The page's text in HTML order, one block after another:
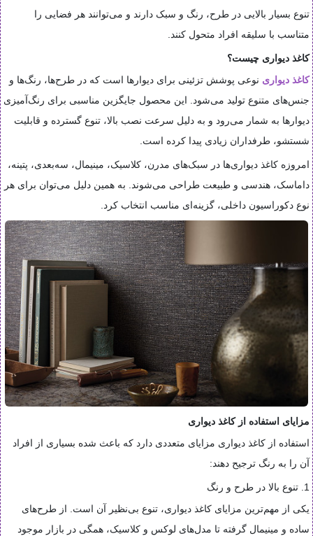
تنوع بسیار بالایی در طرح، رنگ و سبک دارند و می‌توانند هر فضایی را
متناسب با سلیقه افراد متحول کنند.
کاغذ دیواری چیست؟
کاغذ دیواری نوعی پوشش تزئینی برای دیوارها است که در طرح‌ها، رنگ‌ها و
جنس‌های متنوع تولید می‌شود. این محصول جایگزین مناسبی برای رنگ‌آمیزی
دیوارها به شمار می‌رود و به دلیل سرعت نصب بالا، تنوع گسترده و قابلیت
شستشو، طرفداران زیادی پیدا کرده است.
امروزه کاغذ دیواری‌ها در سبک‌های مدرن، کلاسیک، مینیمال، سه‌بعدی، پتینه،
داماسک، هندسی و طبیعت طراحی می‌شوند. به همین دلیل می‌توان برای هر
نوع دکوراسیون داخلی، گزینه‌ای مناسب انتخاب کرد.
مزایای استفاده از کاغذ دیواری
استفاده از کاغذ دیواری مزایای متعددی دارد که باعث شده بسیاری از افراد
آن را به رنگ ترجیح دهند:
1. تنوع بالا در طرح و رنگ
یکی از مهم‌ترین مزایای کاغذ دیواری، تنوع بی‌نظیر آن است. از طرح‌های
ساده و مینیمال گرفته تا مدل‌های لوکس و کلاسیک، همگی در بازار موجود